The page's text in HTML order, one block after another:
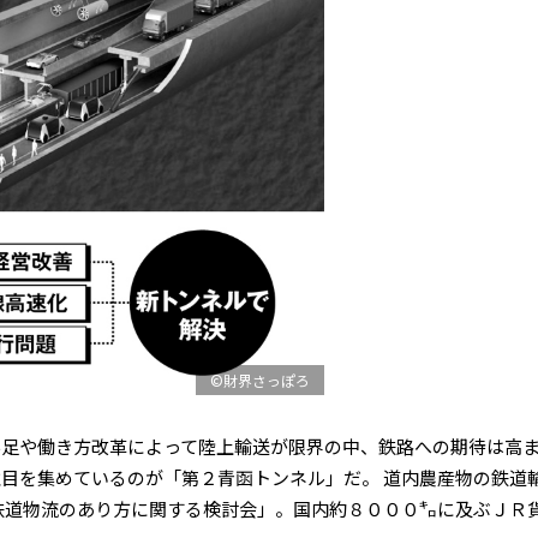
©財界さっぽろ
働き方改革によって陸上輸送が限界の中、鉄路への期待は高
を集めているのが「第２青函トンネル」だ。 道内農産物の鉄道
流のあり方に関する検討会」。国内約８０００㌔に及ぶＪＲ